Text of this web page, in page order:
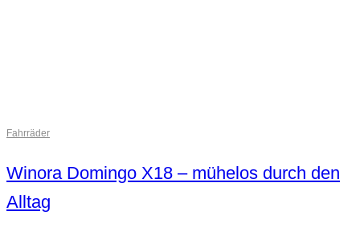
Fahrräder
Winora Domingo X18 – mühelos durch den
Alltag